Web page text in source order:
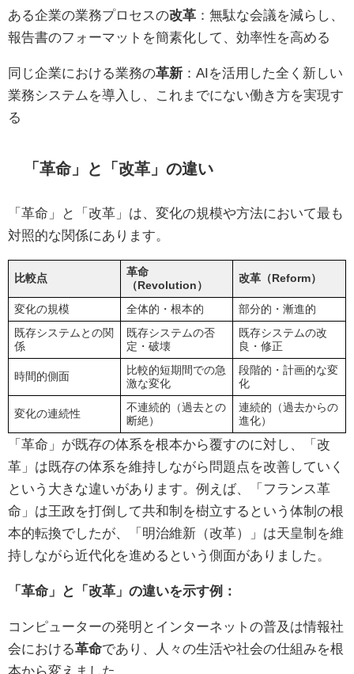
ある企業の業務プロセスの改革 ：無駄な会議を減らし、
報告書のフォーマットを簡素化して、効率性を高める
同じ企業における業務の革新 ：AIを活用した全く新しい
業務システムを導入し、これまでにない働き方を実現す
る
「革命」と「改革」の違い
「革命」と「改革」は、変化の規模や方法において最も
対照的な関係にあります。
比較点
革命
（Revolution）
改革（Reform）
変化の規模 全体的・根本的 部分的・漸進的
既存システムとの関
係
既存システムの否
定・破壊
既存システムの改
良・修正
時間的側面
比較的短期間での急
激な変化
段階的・計画的な変
化
変化の連続性
不連続的（過去との
断絶）
連続的（過去からの
進化）
「革命」が既存の体系を根本から覆すのに対し、「改
革」は既存の体系を維持しながら問題点を改善していく
という大きな違いがあります。例えば、「フランス革
命」は王政を打倒して共和制を樹立するという体制の根
本的転換でしたが、「明治維新（改革）」は天皇制を維
持しながら近代化を進めるという側面がありました。
「革命」と「改革」の違いを示す例：
コンピューターの発明とインターネットの普及は情報社
会における革命であり、人々の生活や社会の仕組みを根
本から変えました。